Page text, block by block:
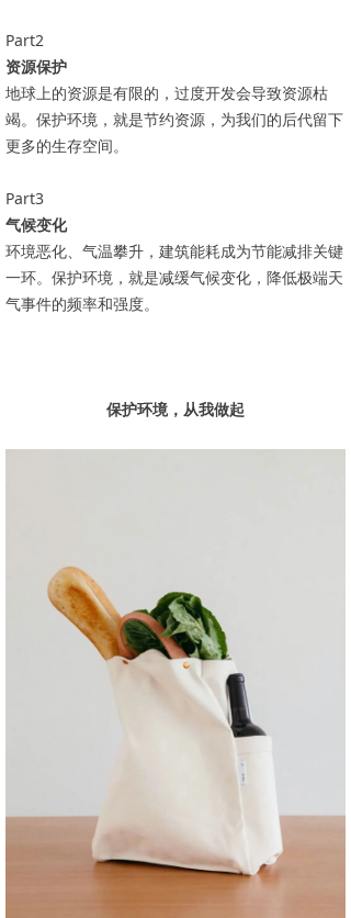
Part2
资源保护
地球上的资源是有限的，过度开发会导致资源枯
竭。保护环境，就是节约资源，为我们的后代留下
更多的生存空间。
Part3
气候变化
环境恶化、气温攀升，建筑能耗成为节能减排关键
一环。保护环境，就是减缓气候变化，降低极端天
气事件的频率和强度。
保护环境，从我做起